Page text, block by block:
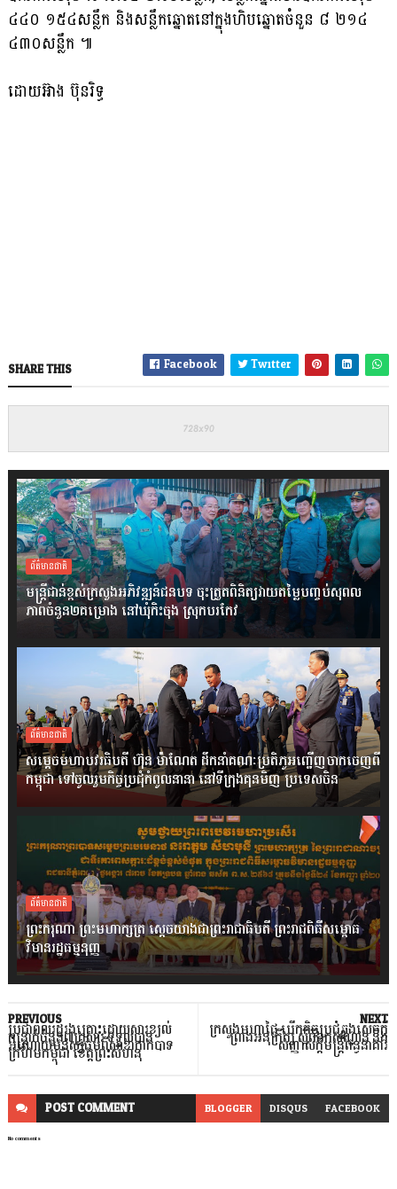
៤៤០ ១៥៤សន្លឹក និងសន្លឹកឆ្នោតនៅក្នុងហិបឆ្នោតចំនួន ៨ ២១៤
៤៣០សន្លឹក ៕
ដោយអ៊ាង ប៊ុនរិទ្ធ
SHARE THIS Facebook Twitter
ព័ត៌មានជាតិ
មន្ត្រីជាន់ខ្ពស់ក្រសួងអភិវឌ្ឍន៍ជនបទ ចុះត្រួតពិនិត្យវាយតម្លៃបញ្ចប់សុពល
ភាពចំនួន២គម្រោង នៅឃុំកិះចុង ស្រុកបរកែវ
ព័ត៌មានជាតិ
សម្តេចមហាបវរធិបតី ហ៊ុន ម៉ាណែត ដឹកនាំគណៈប្រតិភូអញ្ជើញចាកចេញពី
កម្ពុជា ទៅចូលរួមកិច្ចប្រជុំកំពូលនានា នៅទីក្រុងគុនមិញ ប្រទេសចិន
ព័ត៌មានជាតិ
ព្រះករុណា ព្រះមហាក្សត្រ ស្តេចយាងជាព្រះរាជាធិបតី ព្រះរាជពិធីសម្ពោធ
វិមានរដ្ឋធម្មនុញ្ញ
NEXT
ក្រសួងមហាផ្ទៃ បើកកិច្ចប្រជុំឆ្លងសេចក្តី
ព្រាងអនុក្រឹត្យ ស្តីពីឯកសណ្ឋាន និង
សញ្ញាសក្តិមន្រ្តីពន្ធនាគារ
PREVIOUS
ប្រជាពលរដ្ឋរងគ្រោះដោយសារខ្យល់
កន្ត្រាក់ចំនួន៧គ្រួសារ ទទួលបាន
អំណោយមនុស្សធម៌ពីសាខាកាកបាទ
ក្រហមកម្ពុជា ខេត្តព្រះសីហនុ
POSTCOMMENT BLOGGER DISQUS FACEBOOK
No comments